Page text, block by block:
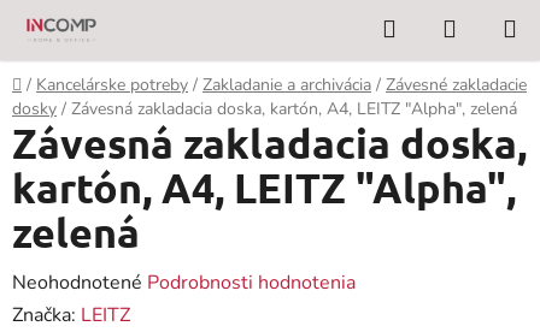
Prejsť
obsah
Hľadať
KOŠÍK
Domov
/ Kancelárske potreby / Zakladanie a archivácia / Závesné zakladacie
dosky / Závesná zakladacia doska, kartón, A4, LEITZ "Alpha", zelená
Závesná zakladacia doska,
kartón, A4, LEITZ "Alpha",
zelená
Priemerné
hodnotenie
Neohodnotené Podrobnosti hodnotenia
Značka: LEITZ